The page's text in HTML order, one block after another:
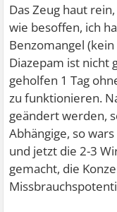
Das Zeug haut
wie besoffen, ich
Benzomangel
Diazepam ist nicht
geholfen 1 Tag
zu funktionieren.
geändert werden,
Abhängige, so
und jetzt die 2-3
gemacht, die